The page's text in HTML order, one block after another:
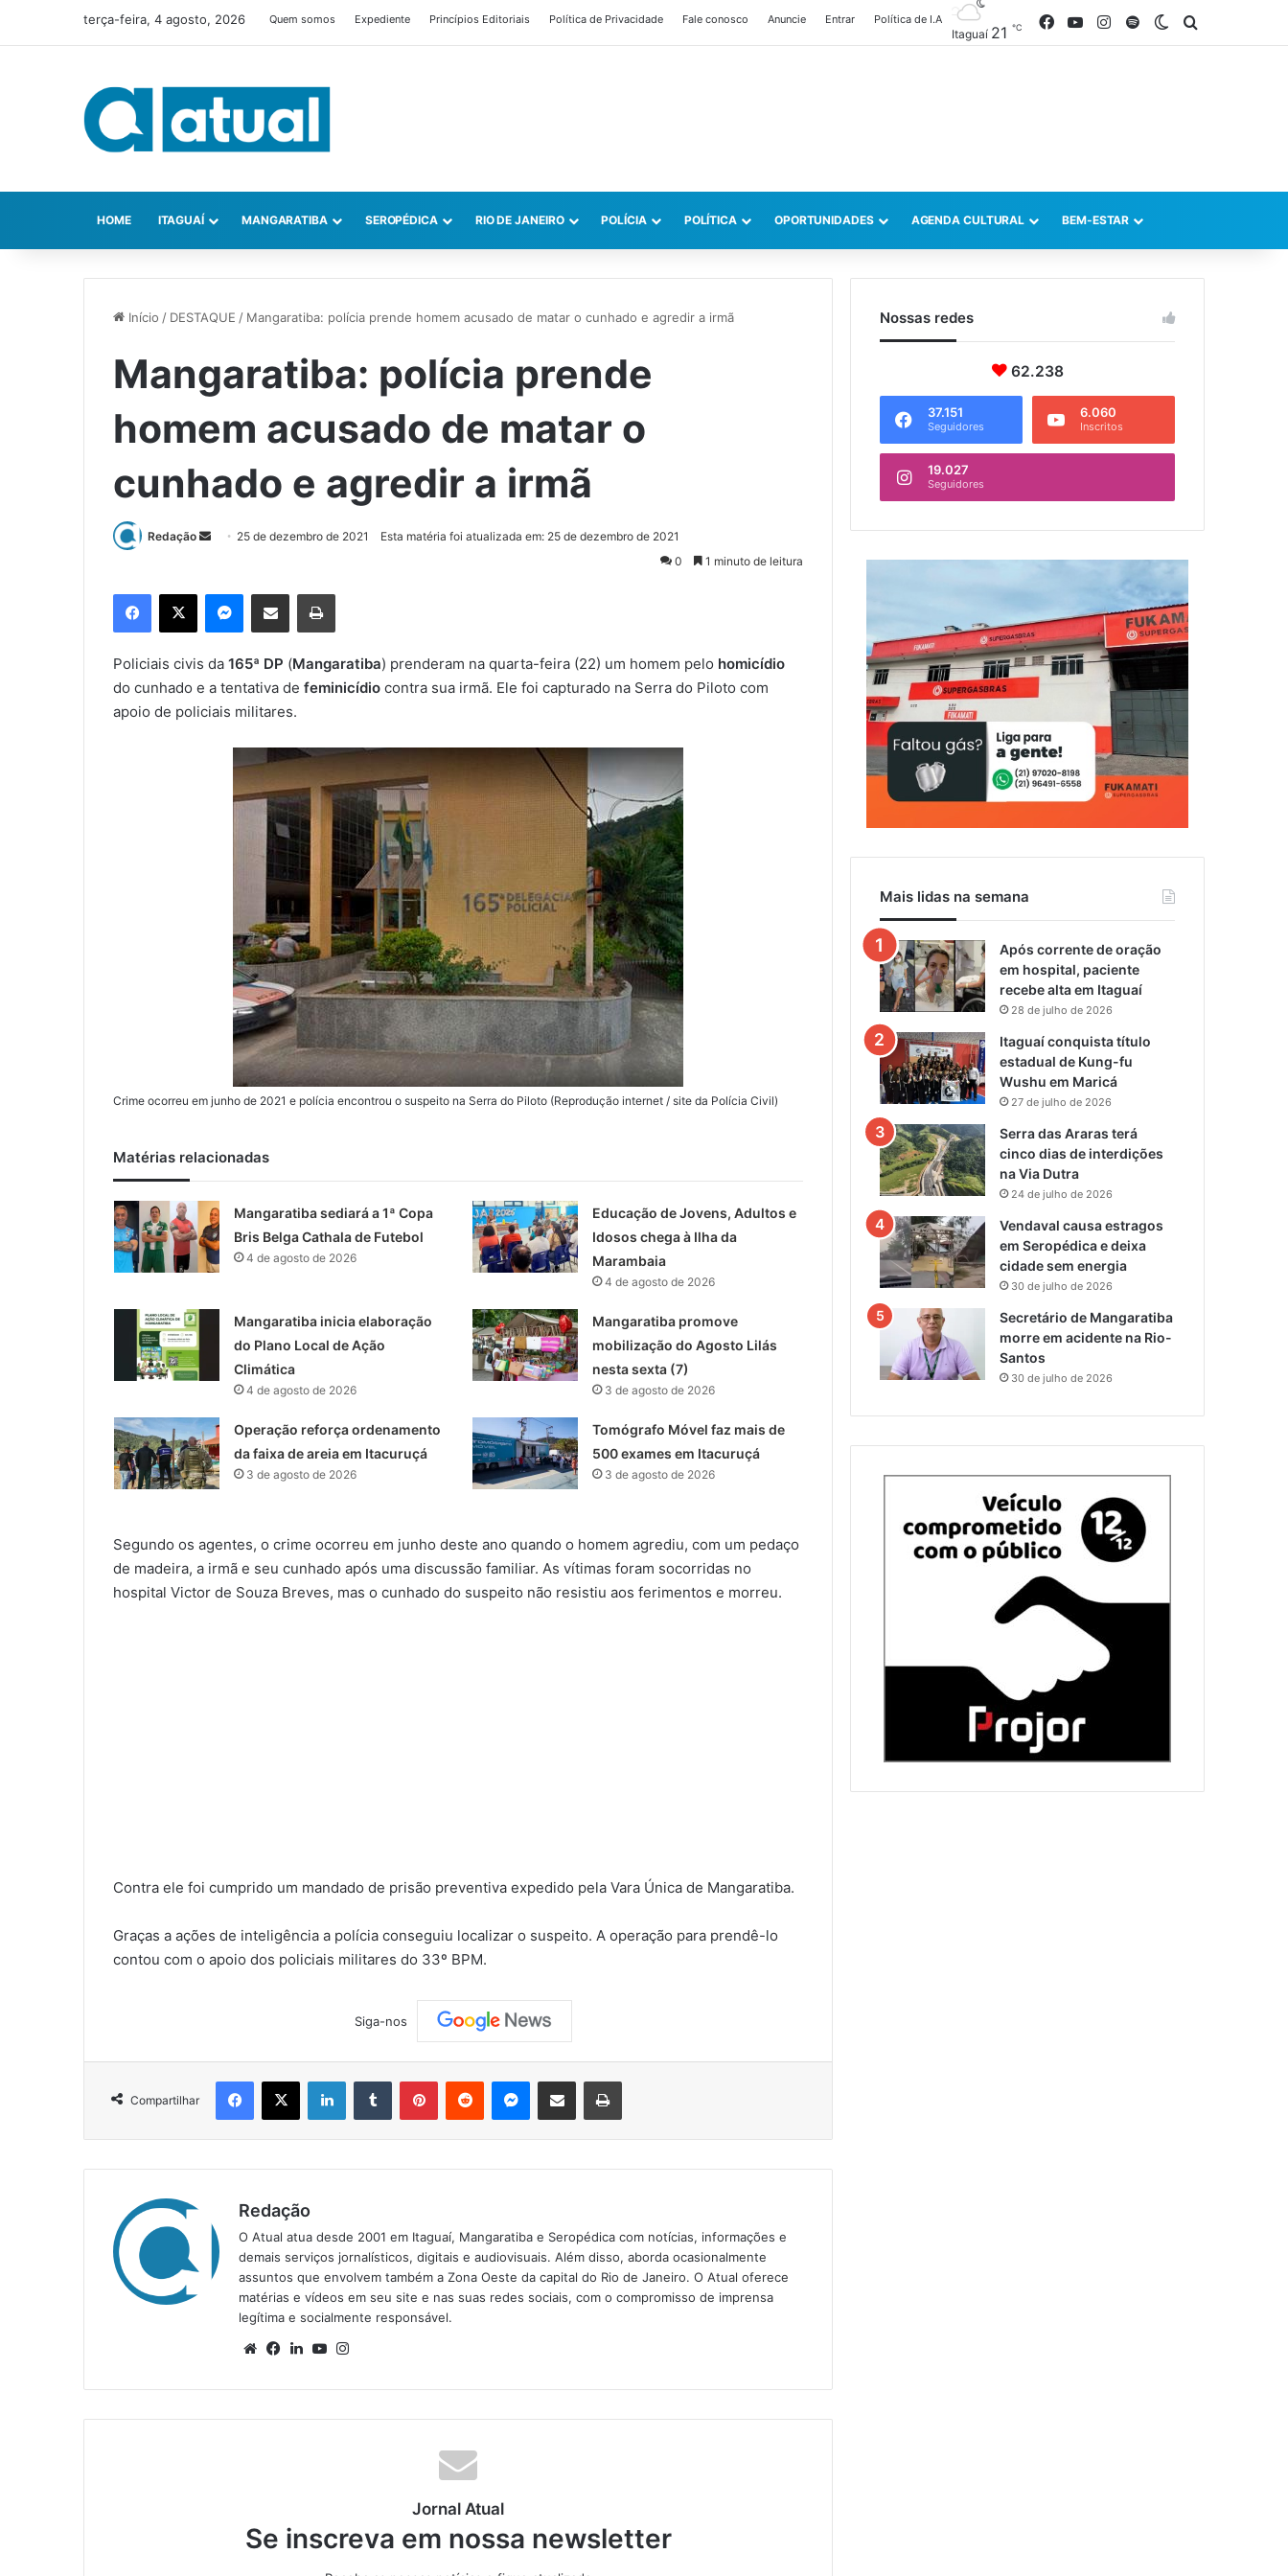
terça-feira, 4 agosto, 2026 Quem somos Expediente Princípios Editoriais Política de Privacidade Fale conosco Anuncie Entrar Política de I.A
Itaguaí 21 ℃ FacebookYouTubeInstagram
SpotifySwitch skin
HOME ITAGUAÍ MANGARATIBA SEROPÉDICA RIO DE JANEIRO POLÍCIA POLÍTICA OPORTUNIDADES AGENDA CULTURAL BEM-ESTAR
Início / DESTAQUE / Mangaratiba: polícia prende homem acusado de matar o cunhado e agredir a irmã
Mangaratiba: polícia prende
homem acusado de matar o
cunhado e agredir a irmã
Redação
m
e
-
25 de dezembro de 2021
Esta matéria foi atualizada em: 25 de dezembro de 2021
0
1 minuto de leitura
Policiais civis da 165ª DP (Mangaratiba) prenderam na quarta-feira (22) um homem pelo homicídio
do cunhado e a tentativa de feminicídio contra sua irmã. Ele foi capturado na Serra do Piloto com
apoio de policiais militares.
Crime ocorreu em junho de 2021 e polícia encontrou o suspeito na Serra do Piloto (Reprodução internet / site da Polícia Civil)
Matérias relacionadas
Mangaratiba sediará a 1ª Copa
Bris Belga Cathala de Futebol
4 de agosto de 2026
Educação de Jovens, Adultos e
Idosos chega à Ilha da
Marambaia
4 de agosto de 2026
Mangaratiba inicia elaboração
do Plano Local de Ação
Climática
4 de agosto de 2026
Mangaratiba promove
mobilização do Agosto Lilás
nesta sexta (7)
3 de agosto de 2026
Operação reforça ordenamento
da faixa de areia em Itacuruçá
3 de agosto de 2026
Tomógrafo Móvel faz mais de
500 exames em Itacuruçá
3 de agosto de 2026
Segundo os agentes, o crime ocorreu em junho deste ano quando o homem agrediu, com um pedaço
de madeira, a irmã e seu cunhado após uma discussão familiar. As vítimas foram socorridas no
hospital Victor de Souza Breves, mas o cunhado do suspeito não resistiu aos ferimentos e morreu.
Contra ele foi cumprido um mandado de prisão preventiva expedido pela Vara Única de Mangaratiba.
Graças a ações de inteligência a polícia conseguiu localizar o suspeito. A operação para prendê-lo
contou com o apoio dos policiais militares do 33º BPM.
Siga-nos
Compartilhar
Redação
O Atual atua desde 2001 em Itaguaí, Mangaratiba e Seropédica com notícias, informações e
demais serviços jornalísticos, digitais e audiovisuais. Além disso, aborda ocasionalmente
assuntos que envolvem também a Zona Oeste da capital do Rio de Janeiro. O Atual oferece
matérias e vídeos em seu site e nas suas redes sociais, com o compromisso de imprensa
legítima e socialmente responsável.
We
te
Fa
bo
ok
Lin
din
Yo
ub
e
ra
m
Jornal Atual
Se inscreva em nossa newsletter
Nossas redes
62.238
37.151
Seguidores
6.060
Inscritos
19.027
Seguidores
Mais lidas na semana
Após corrente de oração
em hospital, paciente
recebe alta em Itaguaí
28 de julho de 2026
Itaguaí conquista título
estadual de Kung-fu
Wushu em Maricá
27 de julho de 2026
Serra das Araras terá
cinco dias de interdições
na Via Dutra
24 de julho de 2026
Vendaval causa estragos
em Seropédica e deixa
cidade sem energia
30 de julho de 2026
Secretário de Mangaratiba
morre em acidente na Rio-
Santos
30 de julho de 2026